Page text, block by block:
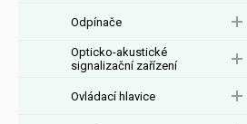
Odpínače
Opticko-akustické
signalizační zařízení
Ovládací hlavice